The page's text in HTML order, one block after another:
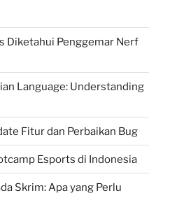
Diketahui Penggemar Nerf
Language: Understanding
Fitur dan Perbaikan Bug
Esports di Indonesia
Skrim: Apa yang Perlu